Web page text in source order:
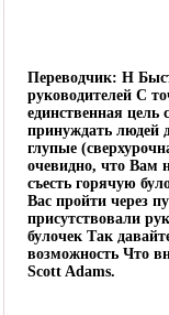
Переводчик: Н
руководителей С
единственная цель
принуждать людей
глупые
очевидно, что Вам
съесть горячую
Вас пройти через
присутствовали
булочек Так
возможность Что
Scott Adams.